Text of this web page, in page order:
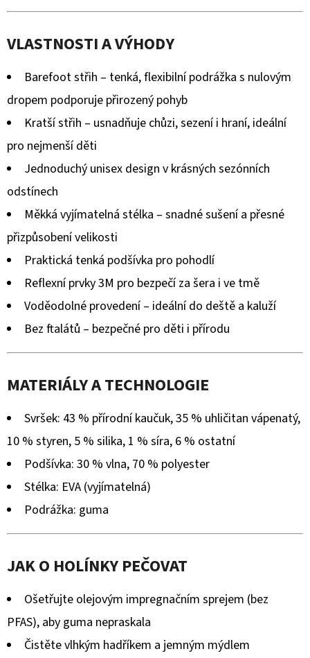
hvězdiček.
VLASTNOSTI A VÝHODY
Barefoot střih – tenká, flexibilní podrážka s nulovým
dropem podporuje přirozený pohyb
Kratší střih – usnadňuje chůzi, sezení i hraní, ideální
pro nejmenší děti
Jednoduchý unisex design v krásných sezónních
odstínech
Měkká vyjímatelná stélka – snadné sušení a přesné
přizpůsobení velikosti
Praktická tenká podšívka pro pohodlí
Reflexní prvky 3M pro bezpečí za šera i ve tmě
Voděodolné provedení – ideální do deště a kaluží
Bez ftalátů – bezpečné pro děti i přírodu
MATERIÁLY A TECHNOLOGIE
Svršek: 43 % přírodní kaučuk, 35 % uhličitan vápenatý,
10 % styren, 5 % silika, 1 % síra, 6 % ostatní
Podšívka: 30 % vlna, 70 % polyester
Stélka: EVA (vyjímatelná)
Podrážka: guma
JAK O HOLÍNKY PEČOVAT
Ošetřujte olejovým impregnačním sprejem (bez
PFAS), aby guma nepraskala
Čistěte vlhkým hadříkem a jemným mýdlem